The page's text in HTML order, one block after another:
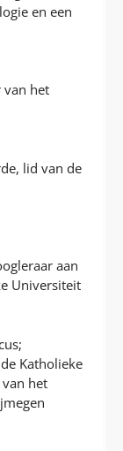
en een
van het
lid van de
aan
Universiteit
Katholieke
het